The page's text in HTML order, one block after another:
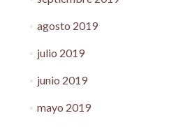
agosto 2019
julio 2019
junio 2019
mayo 2019